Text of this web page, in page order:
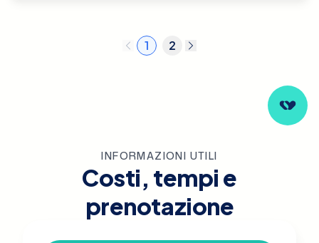
1 2
INFORMAZIONI UTILI
Costi, tempi e
prenotazione